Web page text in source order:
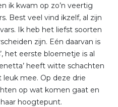
ik kwam op zo’n veertig
Best veel vind ikzelf, al zijn
Ik heb het liefst soorten
zijn. Eén daarvan is
het eerste bloemetje is al
heeft witte schachten
leuk mee. Op deze drie
op wat komen gaat en
hoogtepunt.